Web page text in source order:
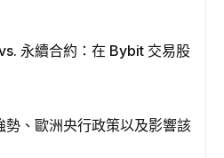
永續合約：在 Bybit 交易股
、歐洲央行政策以及影響該